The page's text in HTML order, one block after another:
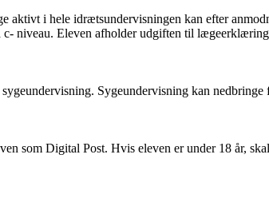
aktivt i hele idrætsundervisningen kan efter
niveau. Eleven afholder udgiften til
Sygeundervisning kan nedbringe
som Digital Post. Hvis eleven er under 18 år,